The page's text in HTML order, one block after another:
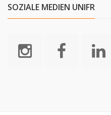
SOZIALE MEDIEN UNIFR